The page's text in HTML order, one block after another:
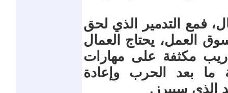
فمع التدمير الذي لحق
العمل، يحتاج العمال
مكثفة على مهارات
ما بعد الحرب وإعادة
الذي سيبرز.